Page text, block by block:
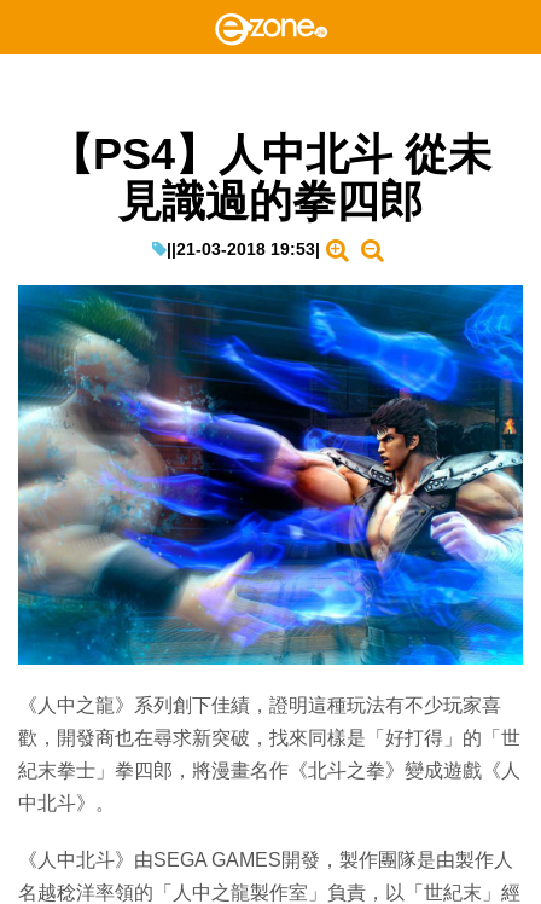
【PS4】人中北斗 從未
見識過的拳四郎
||21-03-2018 19:53|
《人中之龍》系列創下佳績，證明這種玩法有不少玩家喜
歡，開發商也在尋求新突破，找來同樣是「好打得」的「世
紀末拳士」拳四郎，將漫畫名作《北斗之拳》變成遊戲《人
中北斗》。
《人中北斗》由SEGA GAMES開發，製作團隊是由製作人
名越稔洋率領的「人中之龍製作室」負責，以「世紀末」經